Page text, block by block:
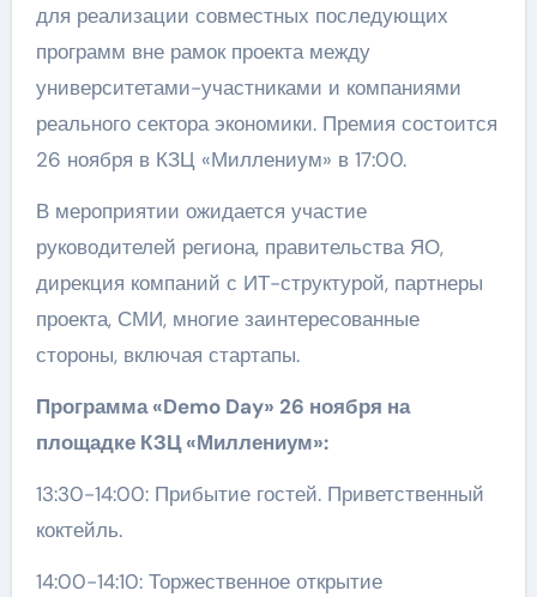
для реализации совместных последующих
программ вне рамок проекта между
университетами-участниками и компаниями
реального сектора экономики. Премия состоится
26 ноября в КЗЦ «Миллениум» в 17:00.
В мероприятии ожидается участие
руководителей региона, правительства ЯО,
дирекция компаний с ИТ-структурой, партнеры
проекта, СМИ, многие заинтересованные
стороны, включая стартапы.
Программа«Demo Day» 26 ноября на
площадке КЗЦ«Миллениум»:
13:30-14:00: Прибытие гостей. Приветственный
коктейль.
14:00-14:10: Торжественное открытие